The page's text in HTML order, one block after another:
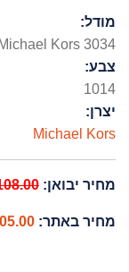
מודל:
Michael Kors 3034
צבע:
1014
יצרן:
Michael Kors
מחיר יבואן:1108.00 ₪
מחיר באתר:705.00 ₪